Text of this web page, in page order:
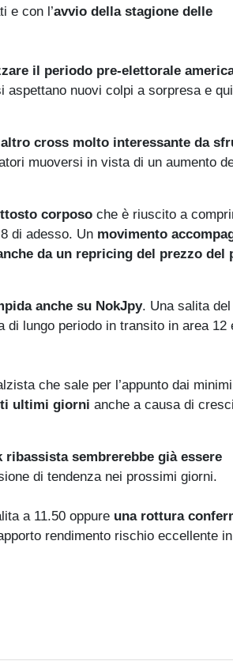
e con l’avvio della stagione delle
il periodo pre-elettorale
aspettano nuovi colpi a sorpresa e
altro cross molto interessante da
muoversi in vista di un aumento
corposo che è riuscito a
di adesso. Un movimento
da un repricing del prezzo del
anche su NokJpy. Una salita
lungo periodo in transito in area 12
che sale per l’appunto dai
ultimi giorni anche a causa di
ribassista sembrerebbe già essere
di tendenza nei prossimi giorni.
a 11.50 oppure una rottura
rendimento rischio eccellente